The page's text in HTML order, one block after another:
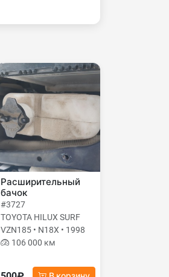
Расширительный
бачок
#3727
TOYOTA HILUX SURF
VZN185 • N18X • 1998
106 000 км